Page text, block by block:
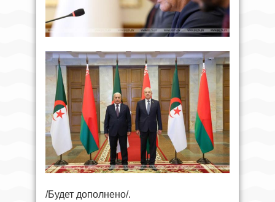
/Будет дополнено/.